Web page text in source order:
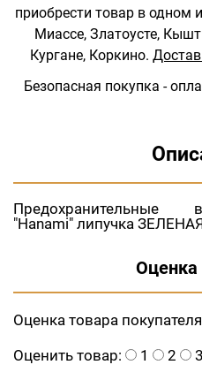
приобрести товар в одном
Миассе, Златоусте,
Кургане, Коркино.
Безопасная покупка -
Предохранительные
"Hanami" липучка
Оценка
Оценка товара
Оценить товар:
1 2 3